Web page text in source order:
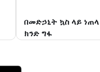
በመድኃኒት ኳስ ላይ ነጠላ
ክንድ ግፋ